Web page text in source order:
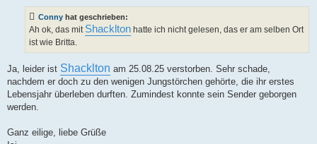
Conny hat geschrieben:
Ah ok, das mit Shacklton hatte ich nicht gelesen, das er am selben Ort
ist wie Britta.
Ja, leider ist Shacklton am 25.08.25 verstorben. Sehr schade,
nachdem er doch zu den wenigen Jungstörchen gehörte, die ihr erstes
Lebensjahr überleben durften. Zumindest konnte sein Sender geborgen
werden.
Ganz eilige, liebe Grüße